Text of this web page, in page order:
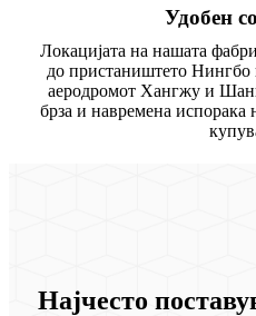
Удобен
Локацијата на нашата
до пристаништето Нингбо
аеродромот Хангжу и
брза и навремена испорака
Најчесто